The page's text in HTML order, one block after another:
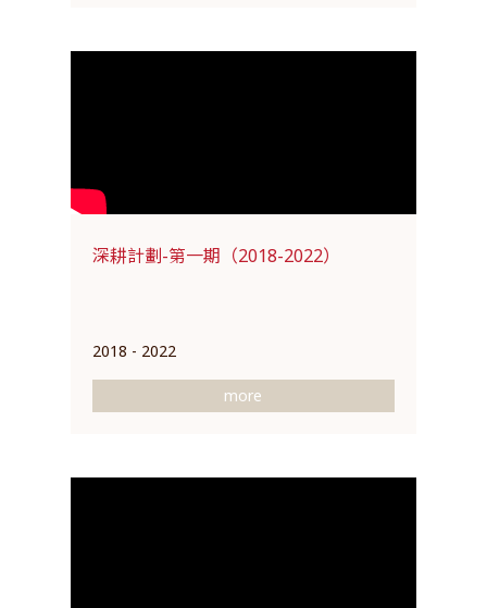
深耕計劃-第一期（2018-2022）
2018 - 2022
more